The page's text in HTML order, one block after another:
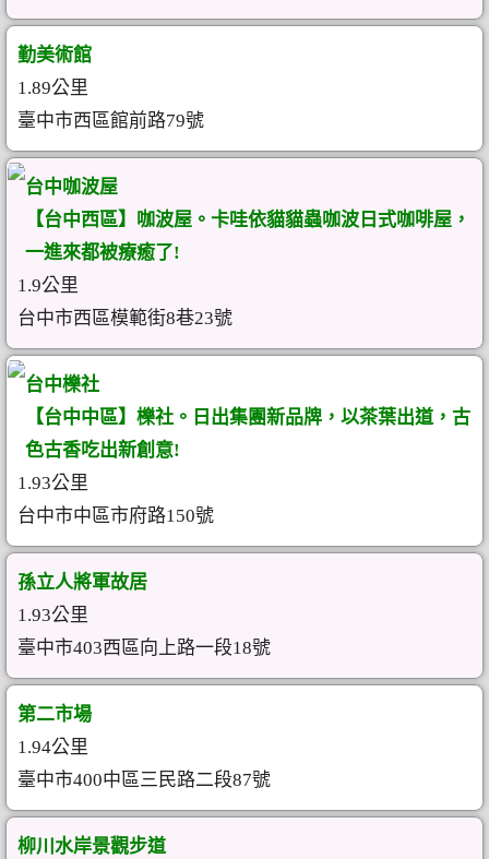
勤美術館
1.89公里
臺中市西區館前路79號
台中咖波屋
【台中西區】咖波屋。卡哇依貓貓蟲咖波日式咖啡屋，
一進來都被療癒了!
1.9公里
台中市西區模範街8巷23號
台中櫟社
【台中中區】櫟社。日出集團新品牌，以茶葉出道，古
色古香吃出新創意!
1.93公里
台中市中區市府路150號
孫立人將軍故居
1.93公里
臺中市403西區向上路一段18號
第二市場
1.94公里
臺中市400中區三民路二段87號
柳川水岸景觀步道